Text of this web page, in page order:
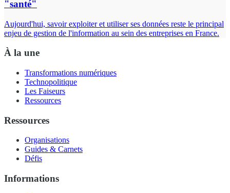
"santé"
Aujourd'hui, savoir exploiter et utiliser ses données reste le principal
enjeu de gestion de l'information au sein des entreprises en France.
À la une
Transformations numériques
Technopolitique
Les Faiseurs
Ressources
Ressources
Organisations
Guides & Carnets
Défis
Informations